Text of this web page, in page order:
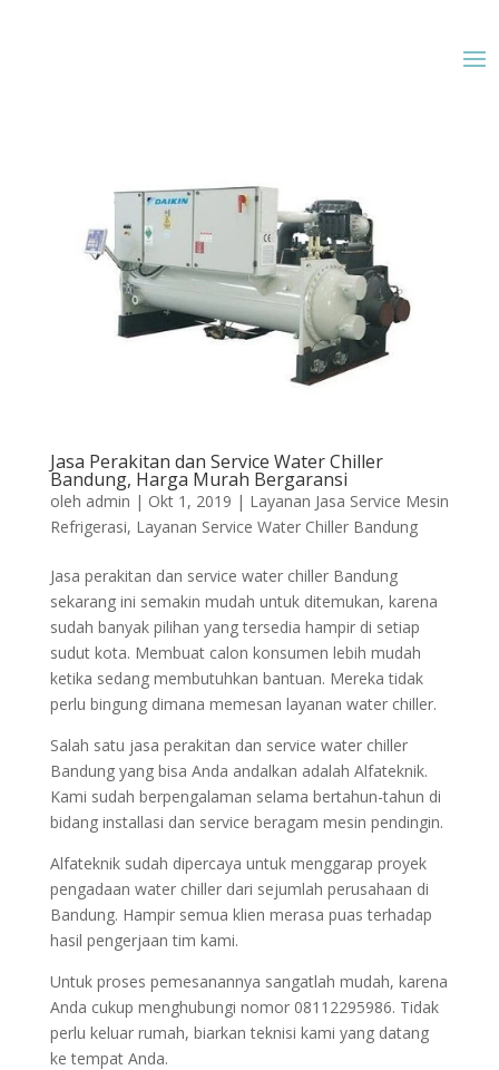
Jasa Perakitan dan Service Water Chiller
Bandung, Harga Murah Bergaransi
oleh admin | Okt 1, 2019 | Layanan Jasa Service Mesin
Refrigerasi, Layanan Service Water Chiller Bandung
Jasa perakitan dan service water chiller Bandung
sekarang ini semakin mudah untuk ditemukan, karena
sudah banyak pilihan yang tersedia hampir di setiap
sudut kota. Membuat calon konsumen lebih mudah
ketika sedang membutuhkan bantuan. Mereka tidak
perlu bingung dimana memesan layanan water chiller.
Salah satu jasa perakitan dan service water chiller
Bandung yang bisa Anda andalkan adalah Alfateknik.
Kami sudah berpengalaman selama bertahun-tahun di
bidang installasi dan service beragam mesin pendingin.
Alfateknik sudah dipercaya untuk menggarap proyek
pengadaan water chiller dari sejumlah perusahaan di
Bandung. Hampir semua klien merasa puas terhadap
hasil pengerjaan tim kami.
Untuk proses pemesanannya sangatlah mudah, karena
Anda cukup menghubungi nomor 08112295986. Tidak
perlu keluar rumah, biarkan teknisi kami yang datang
ke tempat Anda.